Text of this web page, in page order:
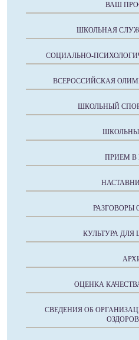
ВАШ
ШКОЛЬНАЯ
СОЦИАЛЬНО-
ВСЕРОССИЙСКАЯ
ШКОЛЬНЫЙ
ПРИЕМ В
РАЗГОВОРЫ
КУЛЬТУРА
ОЦЕНКА
СВЕДЕНИЯ ОБ